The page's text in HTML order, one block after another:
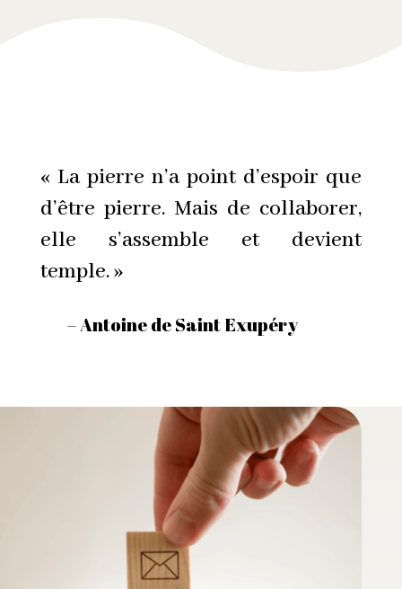
« La pierre n’a point d’espoir que
d’être pierre. Mais de collaborer,
elle s’assemble et devient
temple. »
– Antoine de Saint Exupéry